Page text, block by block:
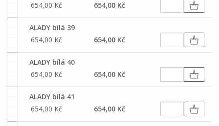
654,00 Kč
654,00 Kč
ALADY bílá 39
654,00 Kč
654,00 Kč
ALADY bílá 40
654,00 Kč
654,00 Kč
ALADY bílá 41
654,00 Kč
654,00 Kč